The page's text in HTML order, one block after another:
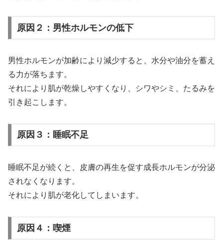
原因２：男性ホルモンの低下
男性ホルモンが加齢により減少すると、水分や油分を蓄え
る力が落ちます。
それにより肌が乾燥しやすくなり、シワやシミ、たるみを
引き起こします。
原因３：睡眠不足
睡眠不足が続くと、皮膚の再生を促す成長ホルモンが分泌
されなくなります。
それにより肌が老化してしまいます。
原因４：喫煙